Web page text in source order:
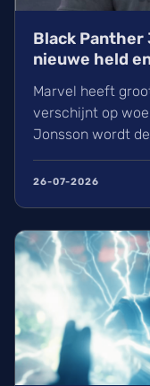
Black Panther
nieuwe held
Marvel heeft
verschijnt op
Jonsson wordt
Wright zien we
hoofdstuk.
26-07-2026